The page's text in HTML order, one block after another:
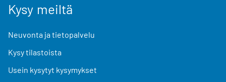
Kysy meiltä
Neuvonta ja tietopalvelu
Kysy tilastoista
Usein kysytyt kysymykset